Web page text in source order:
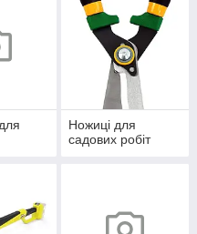
Ножиці для
садових робіт